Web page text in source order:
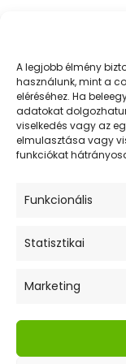
A legjobb élmény
használunk, mint a
eléréséhez. Ha
adatokat
viselkedés vagy az
elmulasztása vagy
funkciókat
Funkcionális
Statisztikai
Marketing
URR KERT
Mert az Urr
Értesülj elsőként
Elfogadom az